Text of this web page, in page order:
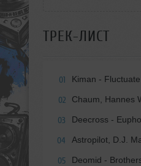
ТРЕК-ЛИСТ
01 Kiman -
02 Chaum, Hannes
03 Deecross -
04 Astropilot, D.J.
05 Deomid -